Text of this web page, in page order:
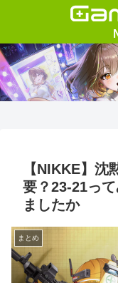
【NIKKE】沈
要？23-21っ
ましたか
まとめ